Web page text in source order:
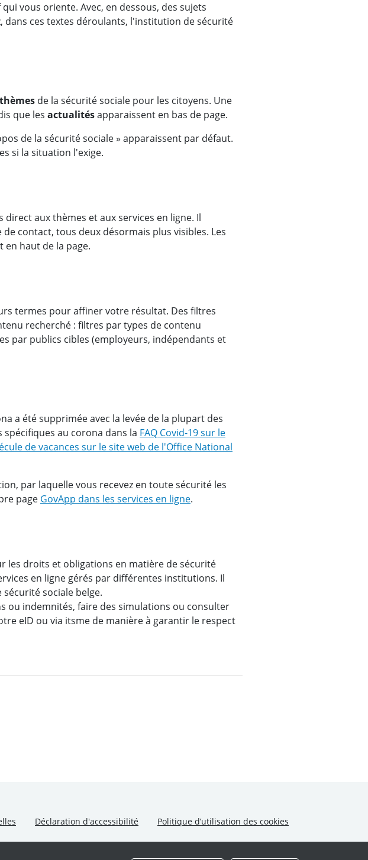
vous oriente. Avec, en dessous, des sujets
ces textes déroulants, l'institution de sécurité
thèmes de la sécurité sociale pour les citoyens. Une
que les actualitésapparaissent en bas de page.
de la sécurité sociale » apparaissent par défaut.
si la situation l'exige.
direct aux thèmes et aux services en ligne. Il
contact, tous deux désormais plus visibles. Les
en haut de la page.
termes pour affiner votre résultat. Des filtres
recherché : filtres par types de contenu
par publics cibles (employeurs, indépendants et
a été supprimée avec la levée de la plupart des
au corona dans la FAQ Covid-19 sur le
de vacances sur le site web de l'Office National
par laquelle vous recevez en toute sécurité les
page GovApp dans les services en ligne.
les droits et obligations en matière de sécurité
en ligne gérés par différentes institutions. Il
sécurité sociale belge.
ou indemnités, faire des simulations ou consulter
eID ou via itsme de manière à garantir le respect
Déclaration d'accessibilité Politique d’utilisation des cookies